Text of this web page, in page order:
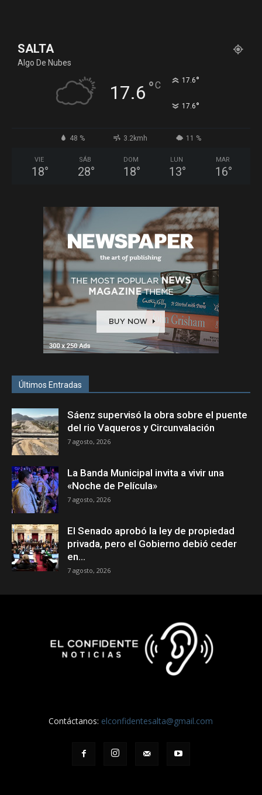
SALTA
Algo De Nubes
17.6 °C 17.6°
17.6°
48 % 3.2kmh 11 %
VIE
18°
SÁB
28°
DOM
18°
LUN
13°
MAR
16°
Últimos Entradas
Sáenz supervisó la obra sobre el puente
del rio Vaqueros y Circunvalación
7 agosto, 2026
La Banda Municipal invita a vivir una
«Noche de Película»
7 agosto, 2026
El Senado aprobó la ley de propiedad
privada, pero el Gobierno debió ceder
en...
7 agosto, 2026
Contáctanos: elconfidentesalta@gmail.com